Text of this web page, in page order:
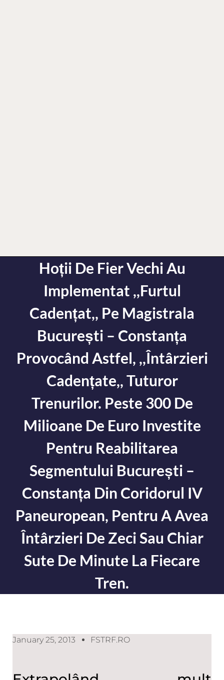
Hoții De Fier Vechi Au
Implementat ,,furtul
Cadențat,, Pe Magistrala
București – Constanța
Provocând Astfel, ,,întârzieri
Cadențate,, Tuturor
Trenurilor. Peste 300 De
Milioane De Euro Investite
Pentru Reabilitarea
Segmentului București –
Constanța Din Coridorul IV
Paneuropean, Pentru A Avea
Întârzieri De Zeci Sau Chiar
Sute De Minute La Fiecare
Tren.
January 25, 2013 FSTRF.RO